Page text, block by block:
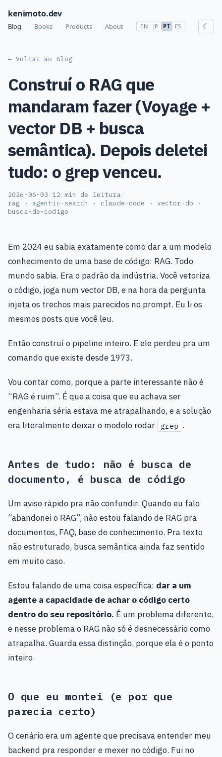
kenimoto.dev
Blog Books Products About EN JP PT ES ☾
← Voltar ao Blog
Construí o RAG que
mandaram fazer (Voyage +
vector DB + busca
semântica). Depois deletei
tudo: o grep venceu.
2026-06-03/12 min de leitura/
rag · agentic-search · claude-code · vector-db ·
busca-de-codigo
Em 2024 eu sabia exatamente como dar a um modelo
conhecimento de uma base de código: RAG. Todo
mundo sabia. Era o padrão da indústria. Você vetoriza
o código, joga num vector DB, e na hora da pergunta
injeta os trechos mais parecidos no prompt. Eu li os
mesmos posts que você leu.
Então construí o pipeline inteiro. E ele perdeu pra um
comando que existe desde 1973.
Vou contar como, porque a parte interessante não é
“RAG é ruim”. É que a coisa que eu achava ser
engenharia séria estava me atrapalhando, e a solução
era literalmente deixar o modelo rodar
grep .
Antes de tudo: não é busca de
documento, é busca de código
Um aviso rápido pra não confundir. Quando eu falo
“abandonei o RAG”, não estou falando de RAG pra
documentos, FAQ, base de conhecimento. Pra texto
não estruturado, busca semântica ainda faz sentido
em muito caso.
Estou falando de uma coisa específica: dar a um
agente a capacidade de achar o código certo
dentro do seu repositório. É um problema diferente,
e nesse problema o RAG não só é desnecessário como
atrapalha. Guarda essa distinção, porque ela é o ponto
inteiro.
O que eu montei (e por que
parecia certo)
O cenário era um agente que precisava entender meu
backend pra responder e mexer no código. Fui no